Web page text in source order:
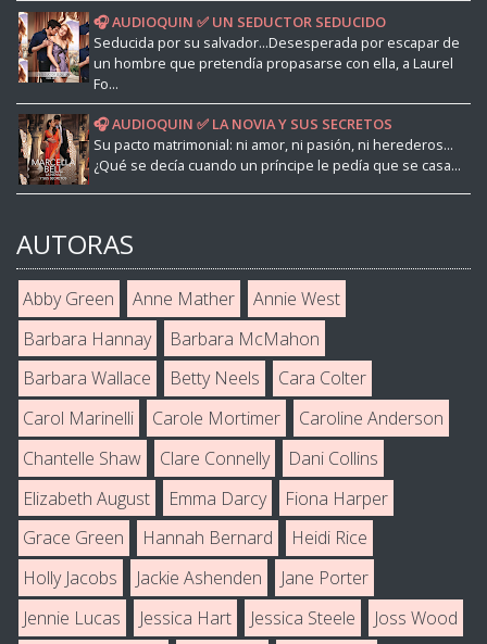
🎧 AUDIOQUIN ✅ UN SEDUCTOR SEDUCIDO
Seducida por su salvador...Desesperada por escapar de
un hombre que pretendía propasarse con ella, a Laurel
Fo...
🎧 AUDIOQUIN ✅ LA NOVIA Y SUS SECRETOS
Su pacto matrimonial: ni amor, ni pasión, ni herederos...
¿Qué se decía cuando un príncipe le pedía que se casa...
AUTORAS
Abby Green Anne Mather
Annie West
Barbara Hannay
Barbara McMahon
Barbara Wallace
Betty Neels
Cara Colter
Carol Marinelli
Carole Mortimer
Caroline Anderson
Chantelle Shaw
Clare Connelly
Dani Collins
Elizabeth August
Emma Darcy
Fiona Harper
Grace Green
Hannah Bernard
Heidi Rice
Holly Jacobs
Jackie Ashenden
Jane Porter
Jennie Lucas
Jessica Hart Jessica Steele
Joss Wood